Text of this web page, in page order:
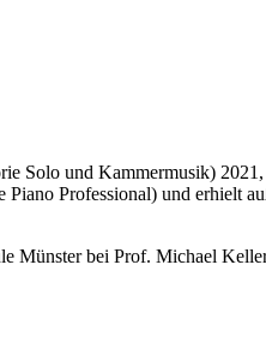
Solo und Kammermusik)
Professional) und erhielt
Münster bei Prof. Michael